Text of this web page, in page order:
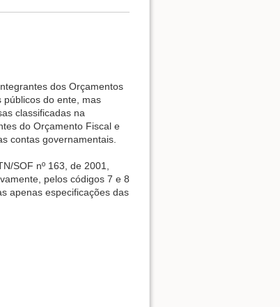
dos Orçamentos
públicos do ente, mas
classificadas na
do Orçamento Fiscal e
contas governamentais.
SOF nº 163, de 2001,
pelos códigos 7 e 8
apenas especificações das